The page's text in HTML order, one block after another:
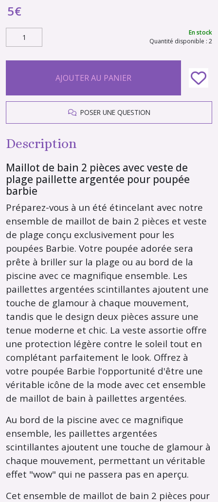
5€
En stock
Quantité disponible : 2
AJOUTER AU PANIER
POSER UNE QUESTION
Description
Maillot de bain 2 pièces avec veste de
plage paillette argentée pour poupée
barbie
Préparez-vous à un été étincelant avec notre
ensemble de maillot de bain 2 pièces et veste
de plage conçu exclusivement pour les
poupées Barbie. Votre poupée adorée sera
prête à briller sur la plage ou au bord de la
piscine avec ce magnifique ensemble. Les
paillettes argentées scintillantes ajoutent une
touche de glamour à chaque mouvement,
tandis que le design deux pièces assure une
tenue moderne et chic. La veste assortie offre
une protection légère contre le soleil tout en
complétant parfaitement le look. Offrez à
votre poupée Barbie l'opportunité d'être une
véritable icône de la mode avec cet ensemble
de maillot de bain à paillettes argentées.
Au bord de la piscine avec ce magnifique
ensemble, les paillettes argentées
scintillantes ajoutent une touche de glamour à
chaque mouvement, permettant un véritable
effet "wow" qui ne passera pas en aperçu.
Cet ensemble de maillot de bain 2 pièces pour